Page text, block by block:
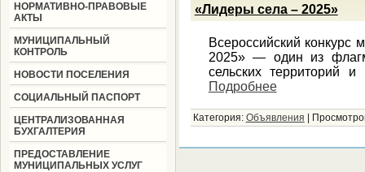
НОРМАТИВНО-ПРАВОВЫЕ
АКТЫ
МУНИЦИПАЛЬНЫЙ
КОНТРОЛЬ
НОВОСТИ ПОСЕЛЕНИЯ
СОЦИАЛЬНЫЙ ПАСПОРТ
ЦЕНТРАЛИЗОВАННАЯ
БУХГАЛТЕРИЯ
ПРЕДОСТАВЛЕНИЕ
МУНИЦИПАЛЬНЫХ УСЛУГ
«Лидеры села – 2025»
Всероссийский
2025» — один из
сельских территорий
Подробнее
Категория: Объявления